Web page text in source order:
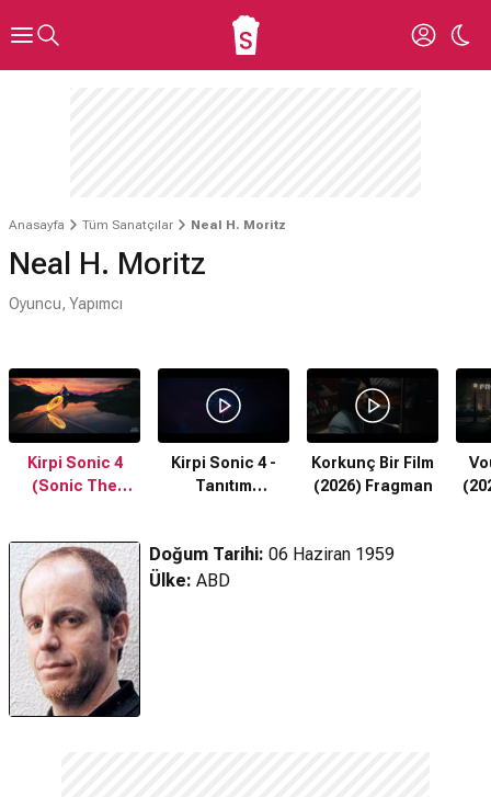
Anasayfa Tüm Sanatçılar Neal H. Moritz
Neal H. Moritz
Oyuncu, Yapımcı
Kirpi Sonic 4
(Sonic The
Kirpi Sonic 4 -
Tanıtım
Korkunç Bir Film
(2026) Fragman
Doğum Tarihi: 06 Haziran 1959
Ülke: ABD